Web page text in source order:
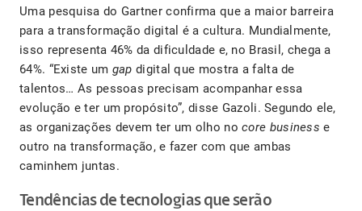
Uma pesquisa do Gartner confirma que a maior barreira
para a transformação digital é a cultura. Mundialmente,
isso representa 46% da dificuldade e, no Brasil, chega a
64%. “Existe um gapdigital que mostra a falta de
talentos… As pessoas precisam acompanhar essa
evolução e ter um propósito”, disse Gazoli. Segundo ele,
as organizações devem ter um olho nocore business e
outro na transformação, e fazer com que ambas
caminhem juntas.
Tendências de tecnologias que serão